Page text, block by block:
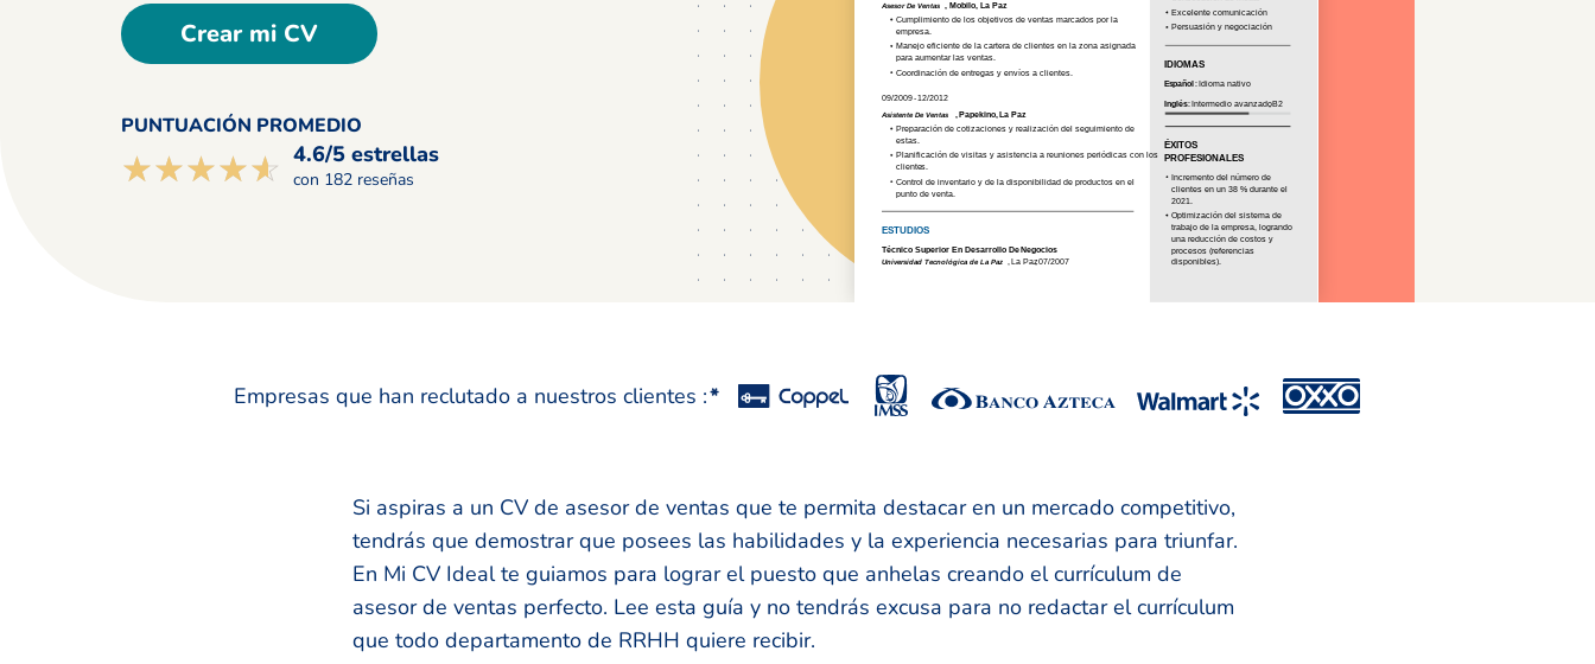
Crear mi CV
PUNTUACIÓN PROMEDIO
☆☆☆☆☆
★★★★★ 4.6/5 estrellas
con 182 reseñas
Empresas que han reclutado a nuestros clientes :*
Si aspiras a un CV de asesor de ventas que te permita destacar en un mercado competitivo,
tendrás que demostrar que posees las habilidades y la experiencia necesarias para triunfar.
En Mi CV Ideal te guiamos para lograr el puesto que anhelas creando el currículum de
asesor de ventas perfecto. Lee esta guía y no tendrás excusa para no redactar el currículum
que todo departamento de RRHH quiere recibir.